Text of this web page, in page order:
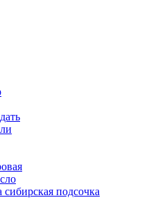
подсочка